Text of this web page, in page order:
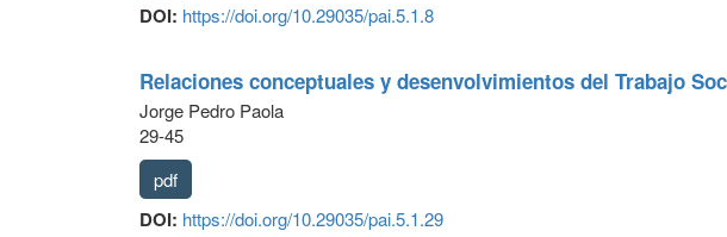
DOI: https://doi.org/10.29035/pai.5.1.8
Relaciones conceptuales y desenvolvimientos del Trabajo
Jorge Pedro Paola
29-45
pdf
DOI: https://doi.org/10.29035/pai.5.1.29